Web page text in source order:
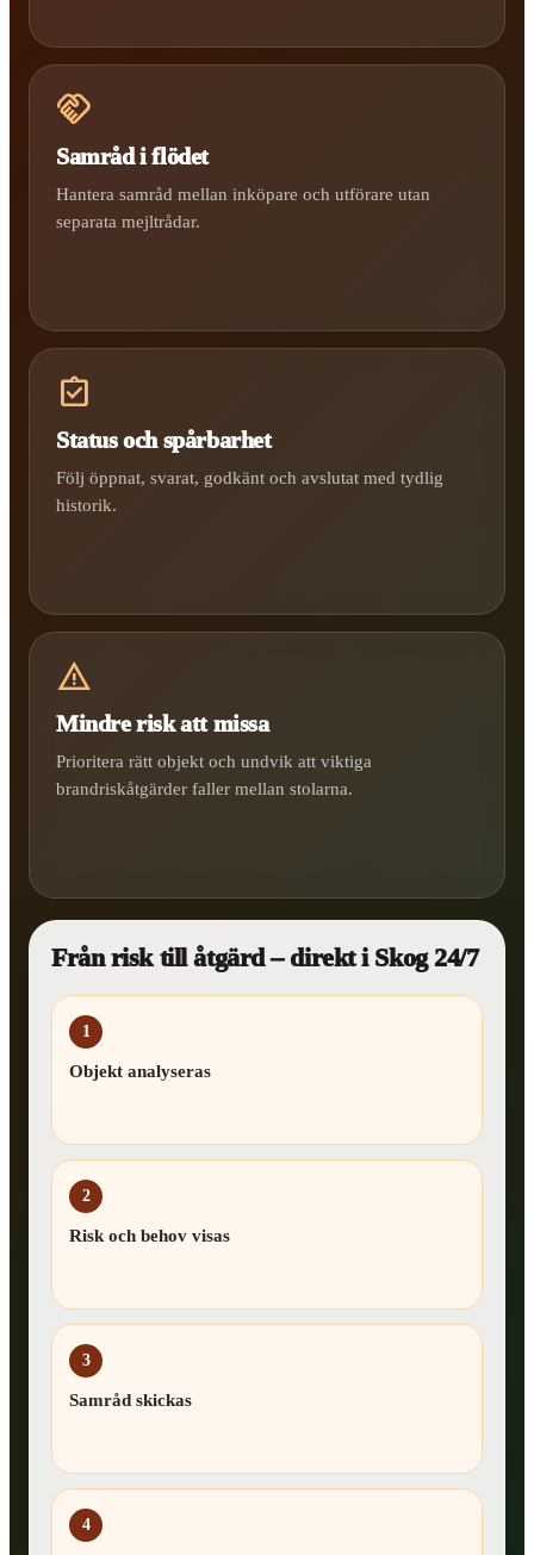
handshake
Samråd i flödet
Hantera samråd mellan inköpare och utförare utan
separata mejltrådar.
assignment_turned_in
Status och spårbarhet
Följ öppnat, svarat, godkänt och avslutat med tydlig
historik.
warning
Mindre risk att missa
Prioritera rätt objekt och undvik att viktiga
brandriskåtgärder faller mellan stolarna.
Från risk till åtgärd – direkt i Skog 24/7
1
Objekt analyseras
2
Risk och behov visas
3
Samråd skickas
4